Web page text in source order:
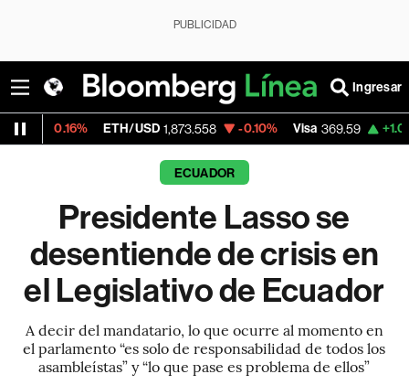
PUBLICIDAD
Ingresar
ETH/USD 1,873.558 -0.10% Visa 369.59 +1.07%
ECUADOR
Presidente Lasso se
desentiende de crisis en
el Legislativo de Ecuador
A decir del mandatario, lo que ocurre al momento en
el parlamento “es solo de responsabilidad de todos los
asambleístas” y “lo que pase es problema de ellos”